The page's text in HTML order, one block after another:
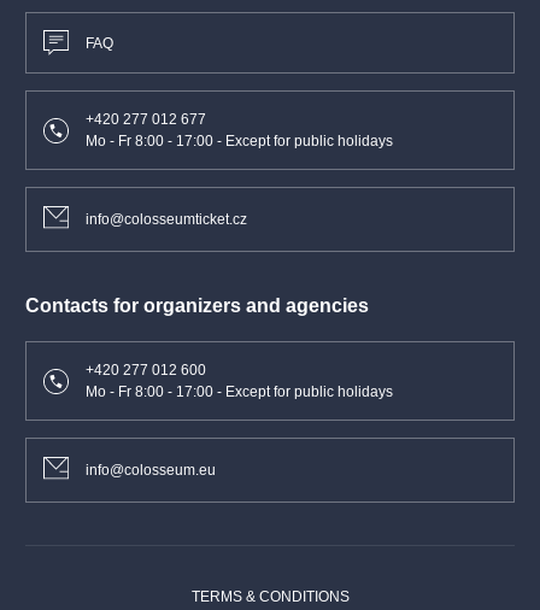
FAQ
+420 277 012 677
Mo - Fr 8:00 - 17:00 - Except for public holidays
info@colosseumticket.cz
Contacts for organizers and agencies
+420 277 012 600
Mo - Fr 8:00 - 17:00 - Except for public holidays
info@colosseum.eu
TERMS & CONDITIONS